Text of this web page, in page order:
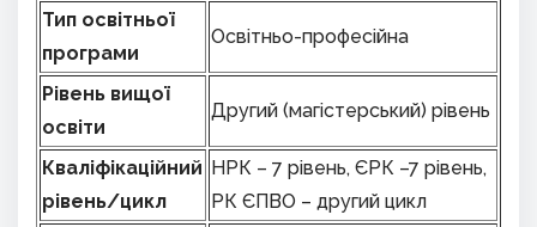
Тип освітньої
програми
Освітньо-професійна
Рівень вищої
освіти
Другий (магістерський) рівень
Кваліфікаційний
рівень/цикл
НРК – 7 рівень, ЄРК –7 рівень,
РК ЄПВО – другий цикл